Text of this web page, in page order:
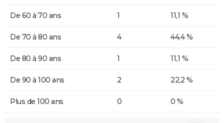
De 60 à 70 ans 1 11,1 %
De 70 à 80 ans 4 44,4 %
De 80 à 90 ans 1 11,1 %
De 90 à 100 ans 2 22,2 %
Plus de 100 ans 0 0 %